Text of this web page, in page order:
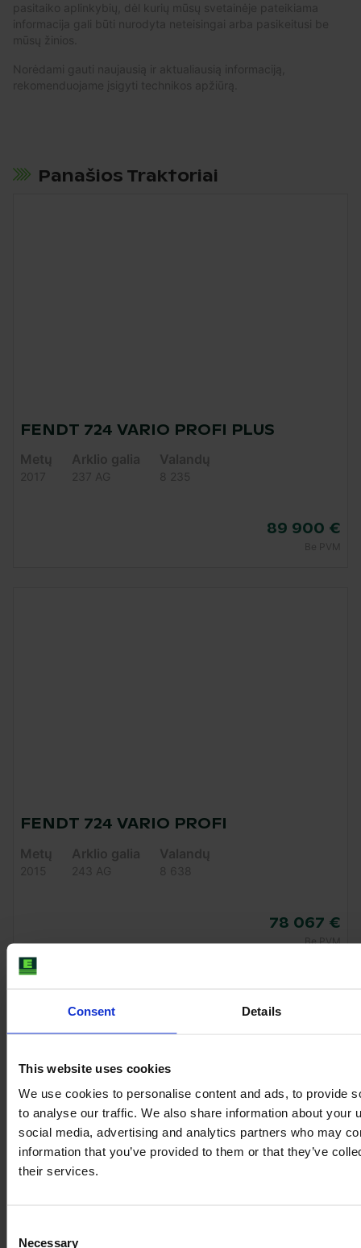
Consent Details
This website uses cookies
We use cookies to personalise content and ads, to provide
to analyse our traffic. We also share information about your
social media, advertising and analytics partners who may
information that you’ve provided to them or that they’ve
their services.
Necessary
pasitaiko aplinkybių, dėl kurių mūsų svetainėje pateikiama
informacija gali būti nurodyta neteisingai arba pasikeitusi be
mūsų žinios.
Norėdami gauti naujausią ir aktualiausią informaciją,
rekomenduojame įsigyti technikos apžiūrą.
Panašios Traktoriai
FENDT 724 VARIO PROFI PLUS
Metų
2017
Arklio galia
237 AG
Valandų
8 235
89 900 €
Be PVM
FENDT 724 VARIO PROFI
Metų
2015
Arklio galia
243 AG
Valandų
8 638
78 067 €
Be PVM